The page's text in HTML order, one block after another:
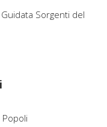
Sorgenti del